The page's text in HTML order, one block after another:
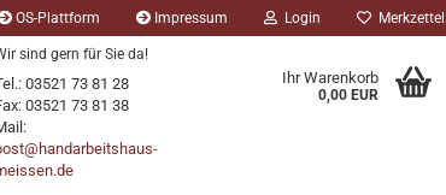
OS-Plattform Impressum Login Merkzettel
sind gern für Sie da!
03521 73 81 28
03521 73 81 38
Ihr Warenkorb
0,00 EUR